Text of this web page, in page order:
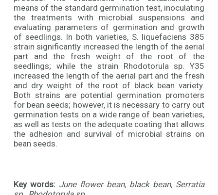
means of the standard germination test, inoculating
the treatments with microbial suspensions and
evaluating parameters of germination and growth
of seedlings. In both varieties, S. liquefaciens 385
strain significantly increased the length of the aerial
part and the fresh weight of the root of the
seedlings; while the strain Rhodotorula sp. Y35
increased the length of the aerial part and the fresh
and dry weight of the root of black bean variety.
Both strains are potential germination promoters
for bean seeds; however, it is necessary to carry out
germination tests on a wide range of bean varieties,
as well as tests on the adequate coating that allows
the adhesion and survival of microbial strains on
bean seeds.
Key words: June flower bean, black bean, Serratia